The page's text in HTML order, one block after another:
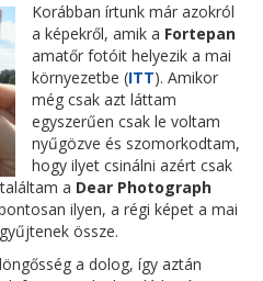
Korábban írtunk már azokról
a képekről, amik a Fortepan
amatőr fotóit helyezik a mai
környezetbe (ITT). Amikor
még csak azt láttam
egyszerűen csak le voltam
nyűgözve és szomorkodtam,
hogy ilyet csinálni azért csak
a Dear Photograph
ilyen, a régi képet a mai
össze.
a dolog, így aztán